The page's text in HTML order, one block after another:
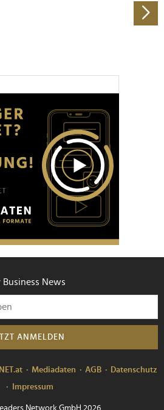
Ihrer Nutzung der Dienste
News
ANMELDEN
Mediadaten AGB
Datenschutz
Impressum